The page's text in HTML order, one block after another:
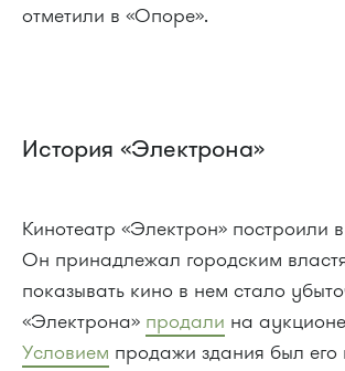
отметили в «Опоре».
История «Электрона»
Кинотеатр «Электрон» построили
Он принадлежал городским
показывать кино в нем стало
«Электрона» продали на
Условием продажи здания был его